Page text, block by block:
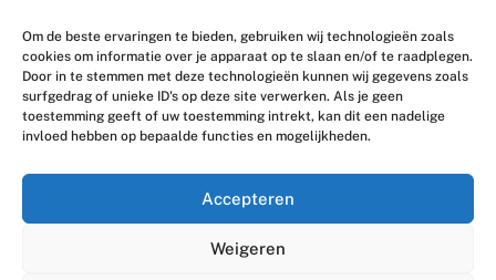
Om de beste ervaringen te bieden, gebruiken wij technologieën zoals
cookies om informatie over je apparaat op te slaan en/of te raadplegen.
Door in te stemmen met deze technologieën kunnen wij gegevens zoals
surfgedrag of unieke ID's op deze site verwerken. Als je geen
toestemming geeft of uw toestemming intrekt, kan dit een nadelige
invloed hebben op bepaalde functies en mogelijkheden.
Accepteren
Weigeren
Contact
Houttuinlaan 8
3447 GM Woerden